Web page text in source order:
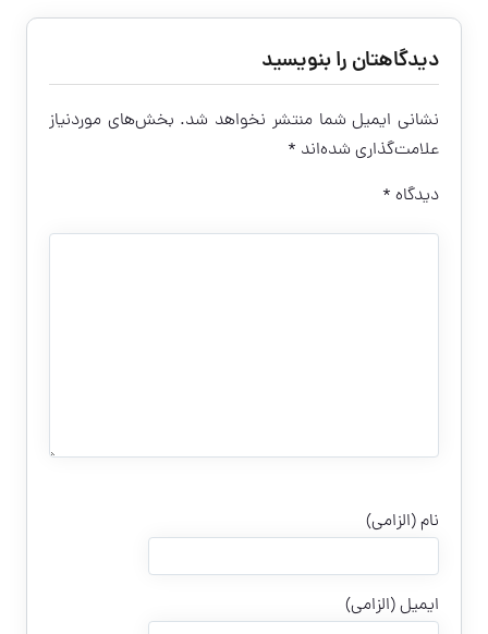
دیدگاهتان را بنویسید
نشانی ایمیل شما منتشر نخواهد شد. بخش‌های موردنیاز
علامت‌گذاری شده‌اند *
دیدگاه *
نام (الزامی)
ایمیل (الزامی)